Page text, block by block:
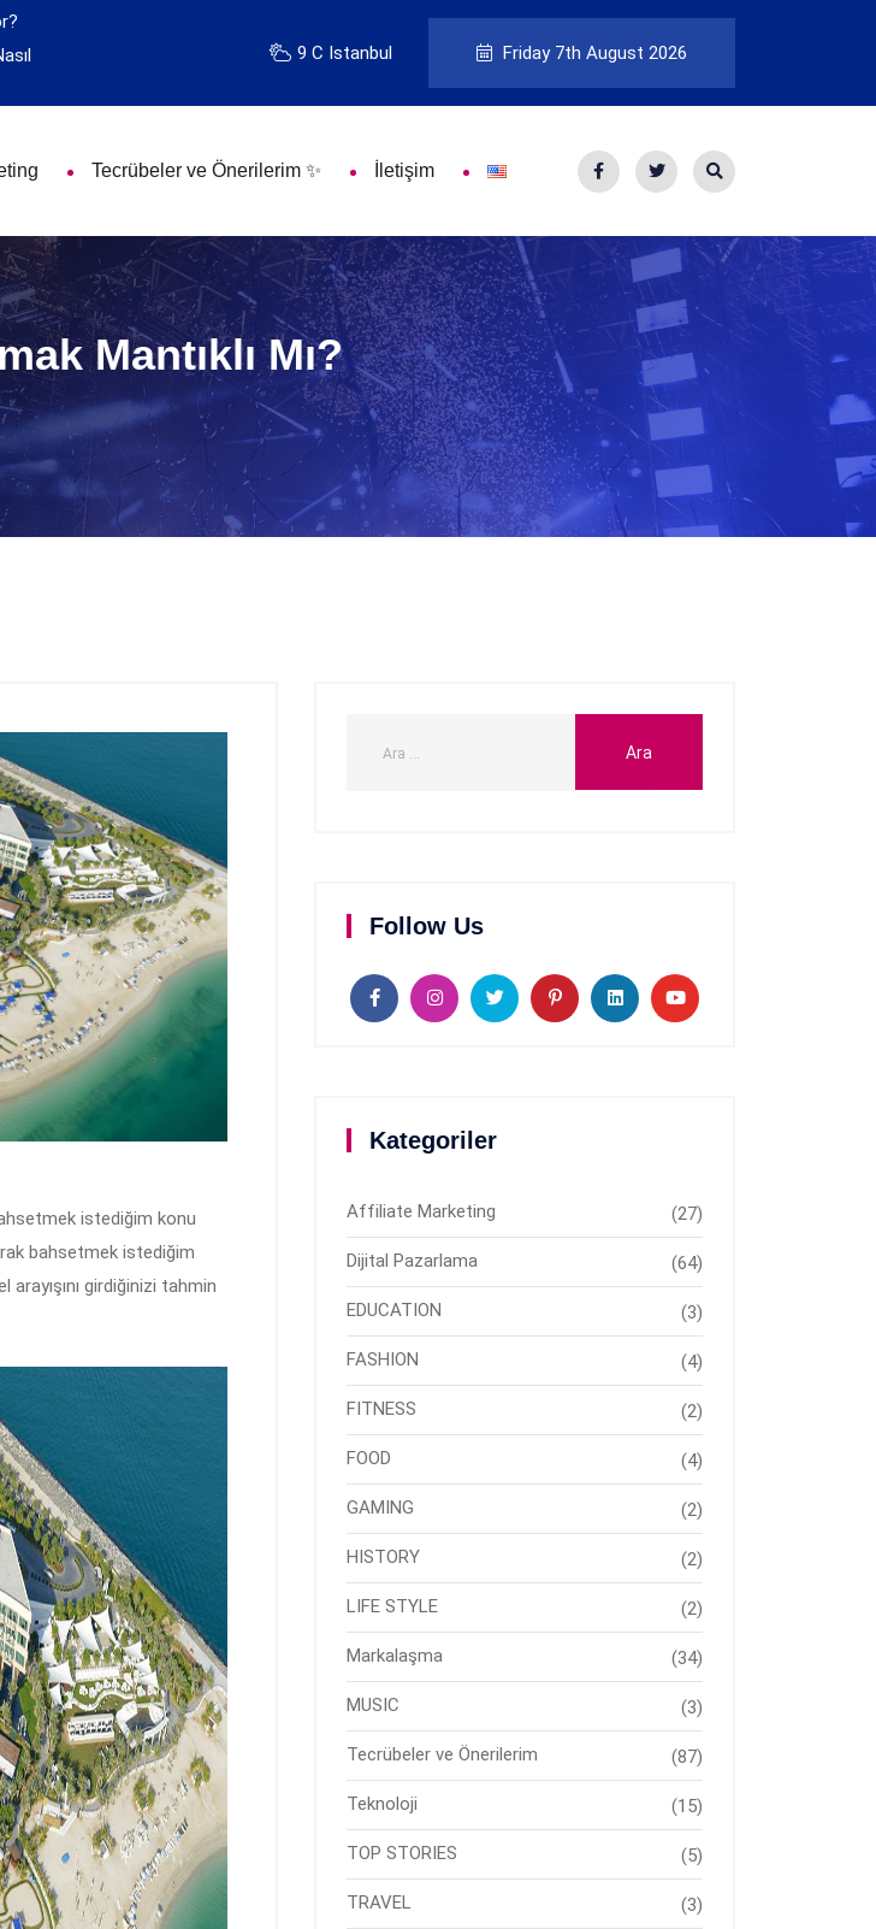
9 C Istanbul Friday 7th August 2026
Tecrübeler ve Önerilerim ✨ İletişim
Mantıklı Mı?
istediğim konu
bahsetmek istediğim
girdiğinizi tahmin
Follow Us
Kategoriler
Affiliate Marketing (27)
Dijital Pazarlama (64)
EDUCATION (3)
FASHION (4)
FITNESS (2)
FOOD (4)
GAMING (2)
HISTORY (2)
LIFE STYLE (2)
Markalaşma (34)
MUSIC (3)
Tecrübeler ve Önerilerim (87)
Teknoloji (15)
TOP STORIES (5)
TRAVEL (3)